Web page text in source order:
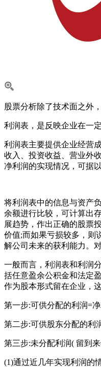
股票分析除了技术面之外
利润表，是反映企业在一
利润表主要提供企业经营
收入、投资收益、营业外
净利润的实现情况，可据
将利润表中的信息与资产
余额进行比较，可计算出
展趋势，作出正确的股票
价值;而如果亏损较多，则
解公司未来的获利能力。
一般而言，利润表和利润
括任意盈余公积金和法定
作为股本形式留在企业，
第一步:可供分配的利润=
第二步:可供股东分配的利
第三步:未分配利润( 留到
(1)通过近几年实现利润的